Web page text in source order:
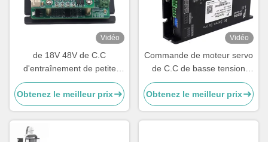
Vidéo
de 18V 48V de C.C
d'entraînement de petite
taille encodeur servo
absolument pour l'entrepôt
de robot d'AGV
Obtenez le meilleur prix
Vidéo
Commande de moteur servo
de C.C de basse tension
24V 12A absolument
encodeur pour le robot
industriel
Obtenez le meilleur prix